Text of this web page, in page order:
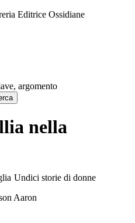
Editrice Ossidiane
argomento
nella
Undici storie di donne
Aaron